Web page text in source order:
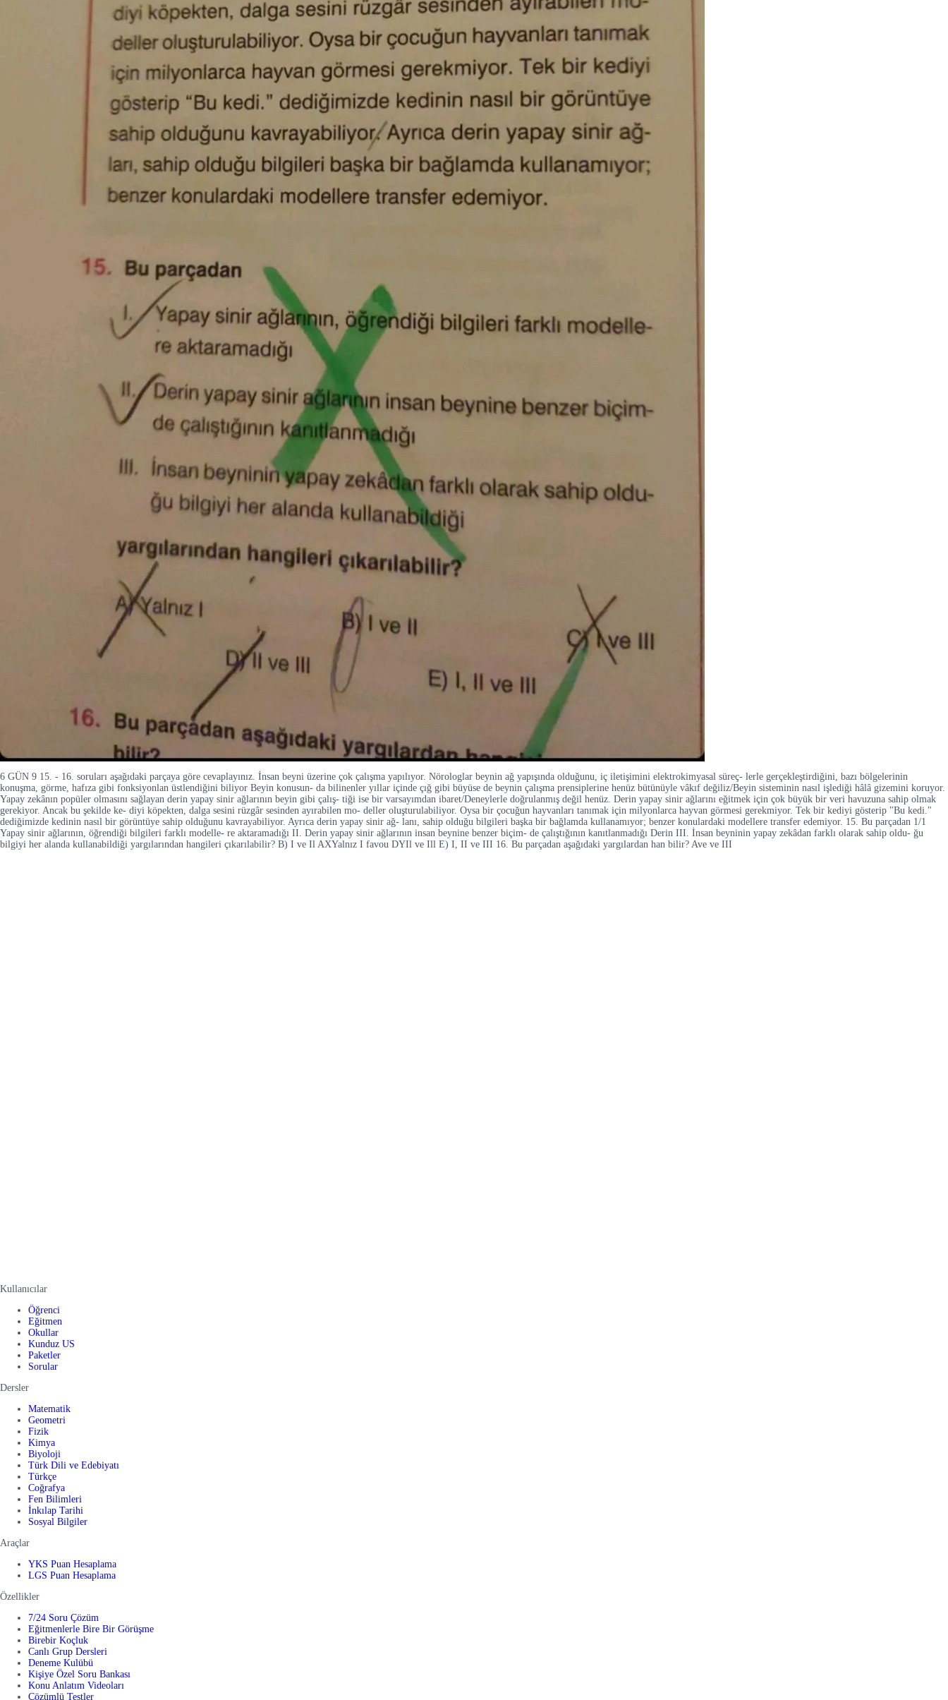
6 GÜN 9 15. - 16. soruları aşağıdaki parçaya göre cevaplayınız. İnsan beyni üzerine çok çalışma yapılıyor. Nörologlar beynin ağ yapışında olduğunu, iç iletişimini elektrokimyasal süreç- lerle gerçekleştirdiğini, bazı bölgelerinin
konuşma, görme, hafıza gibi fonksiyonlan üstlendiğini biliyor Beyin konusun- da bilinenler yıllar içinde çığ gibi büyüse de beynin çalışma prensiplerine henüz bütünüyle vâkıf değiliz/Beyin sisteminin nasıl işlediği hâlâ gizemini koruyor.
Yapay zekânın popüler olmasını sağlayan derin yapay sinir ağlarının beyin gibi çalış- tiği ise bir varsayımdan ibaret/Deneylerle doğrulanmış değil henüz. Derin yapay sinir ağlarını eğitmek için çok büyük bir veri havuzuna sahip olmak
gerekiyor. Ancak bu şekilde ke- diyi köpekten, dalga sesini rüzgâr sesinden ayırabilen mo- deller oluşturulabiliyor. Oysa bir çocuğun hayvanları tanımak için milyonlarca hayvan görmesi gerekmiyor. Tek bir kediyi gösterip "Bu kedi."
dediğimizde kedinin nasıl bir görüntüye sahip olduğunu kavrayabiliyor. Ayrıca derin yapay sinir ağ- lanı, sahip olduğu bilgileri başka bir bağlamda kullanamıyor; benzer konulardaki modellere transfer edemiyor. 15. Bu parçadan 1/1
Yapay sinir ağlarının, öğrendiği bilgileri farklı modelle- re aktaramadığı II. Derin yapay sinir ağlarının insan beynine benzer biçim- de çalıştığının kanıtlanmadığı Derin III. İnsan beyninin yapay zekâdan farklı olarak sahip oldu- ğu
bilgiyi her alanda kullanabildiği yargılarından hangileri çıkarılabilir? B) I ve Il AXYalnız I favou DYIl ve Ill E) I, II ve III 16. Bu parçadan aşağıdaki yargılardan han bilir? Ave ve III
Kullanıcılar
Öğrenci
Eğitmen
Okullar
Kunduz US
Paketler
Sorular
Dersler
Matematik
Geometri
Fizik
Kimya
Biyoloji
Türk Dili ve Edebiyatı
Türkçe
Coğrafya
Fen Bilimleri
İnkılap Tarihi
Sosyal Bilgiler
Araçlar
YKS Puan Hesaplama
LGS Puan Hesaplama
Özellikler
7/24 Soru Çözüm
Eğitmenlerle Bire Bir Görüşme
Birebir Koçluk
Canlı Grup Dersleri
Deneme Kulübü
Kişiye Özel Soru Bankası
Konu Anlatım Videoları
Çözümlü Testler